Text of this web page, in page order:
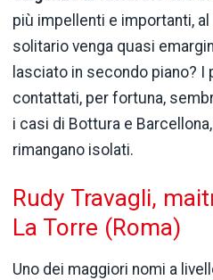
più impellenti e importanti,
solitario venga quasi
lasciato in secondo piano?
contattati, per fortuna,
i casi di Bottura e
rimangano isolati.
Rudy Travagli,
La Torre (Roma)
Uno dei maggiori nomi a